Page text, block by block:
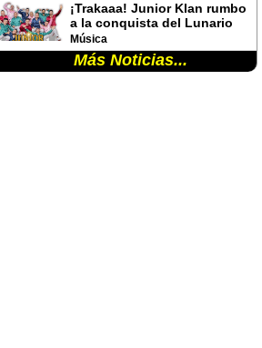
¡Trakaaa! Junior Klan rumbo
a la conquista del Lunario
del Auditorio Nacional
Música
Más Noticias...